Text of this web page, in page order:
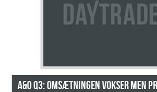
A&O Q3: Omsætningen vokser men